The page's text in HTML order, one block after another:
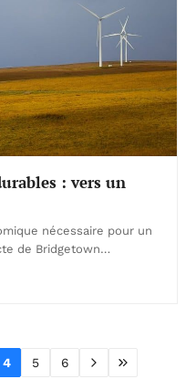
: vers un
nécessaire pour un
de Bridgetown…
4 5 6